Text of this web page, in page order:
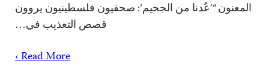
المعنون “’عُدنا من الجحيم‘: صحفيون فلسطينيون يروون
قصص التعذيب في…
Read More ›